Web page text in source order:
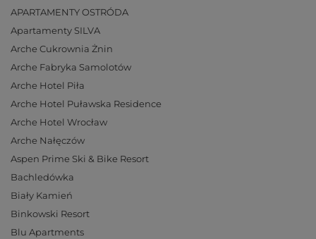
APARTAMENTY OSTRÓDA
Apartamenty SILVA
Arche Cukrownia Żnin
Arche Fabryka Samolotów
Arche Hotel Piła
Arche Hotel Puławska Residence
Arche Hotel Wrocław
Arche Nałęczów
Aspen Prime Ski & Bike Resort
Bachledówka
Biały Kamień
Binkowski Resort
Blu Apartments